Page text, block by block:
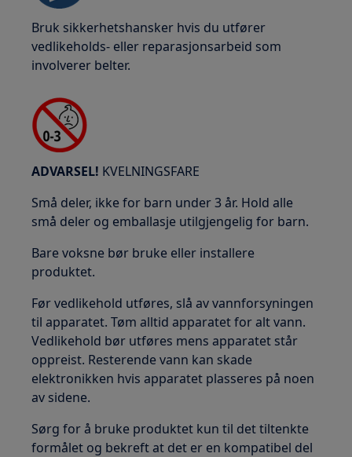
Bruk sikkerhetshansker hvis du utfører
vedlikeholds- eller reparasjonsarbeid som
involverer belter.
ADVARSEL! KVELNINGSFARE
Små deler, ikke for barn under 3 år. Hold alle
små deler og emballasje utilgjengelig for barn.
Bare voksne bør bruke eller installere
produktet.
Før vedlikehold utføres, slå av vannforsyningen
til apparatet. Tøm alltid apparatet for alt vann.
Vedlikehold bør utføres mens apparatet står
oppreist. Resterende vann kan skade
elektronikken hvis apparatet plasseres på noen
av sidene.
Sørg for å bruke produktet kun til det tiltenkte
formålet og bekreft at det er en kompatibel del